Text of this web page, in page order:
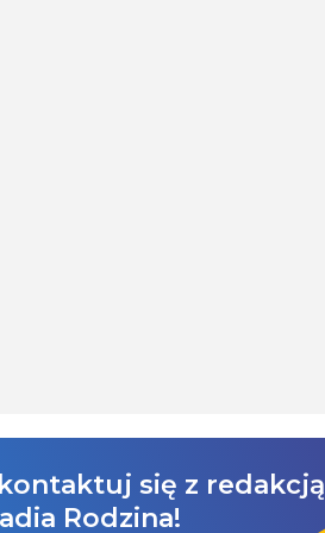
się z redakcją
Rodzina!